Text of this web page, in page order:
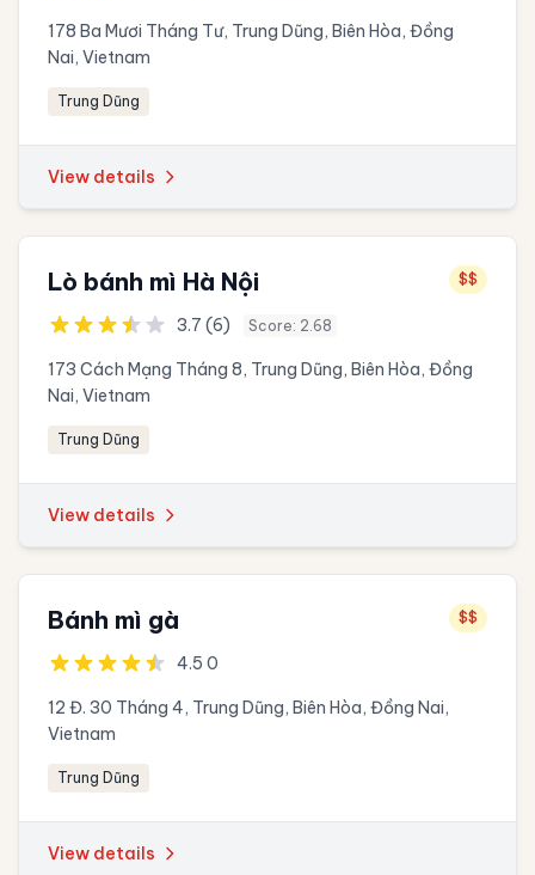
178 Ba Mươi Tháng Tư, Trung Dũng, Biên Hòa, Đồng
Nai, Vietnam
Trung Dũng
View details
Lò bánh mì Hà Nội $$
3.7 (6) Score: 2.68
173 Cách Mạng Tháng 8, Trung Dũng, Biên Hòa, Đồng
Nai, Vietnam
Trung Dũng
View details
Bánh mì gà $$
4.5 0
12 Đ. 30 Tháng 4, Trung Dũng, Biên Hòa, Đồng Nai,
Vietnam
Trung Dũng
View details